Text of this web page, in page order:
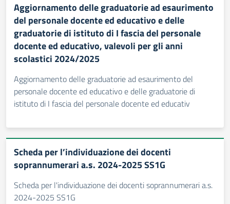
Aggiornamento delle graduatorie ad esaurimento
del personale docente ed educativo e delle
graduatorie di istituto di I fascia del personale
docente ed educativo, valevoli per gli anni
scolastici 2024/2025
Aggiornamento delle graduatorie ad esaurimento del
personale docente ed educativo e delle graduatorie di
istituto di I fascia del personale docente ed educativ
Scheda per l’individuazione dei docenti
soprannumerari a.s. 2024-2025 SS1G
Scheda per l'individuazione dei docenti soprannumerari a.s.
2024-2025 SS1G